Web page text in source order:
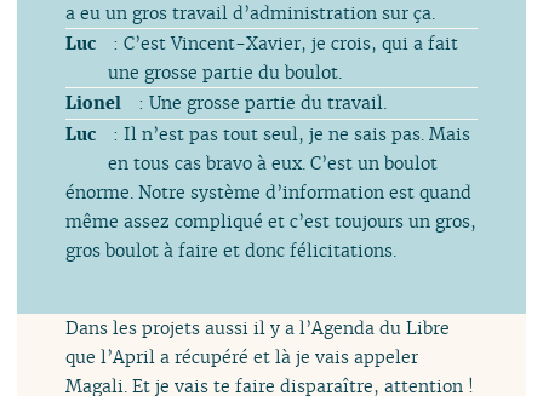
a eu un gros travail d’administration sur ça.
Luc
: C’est Vincent-Xavier, je crois, qui a fait
une grosse partie du boulot.
Lionel
: Une grosse partie du travail.
Luc
: Il n’est pas tout seul, je ne sais pas. Mais
en tous cas bravo à eux. C’est un boulot
énorme. Notre système d’information est quand
même assez compliqué et c’est toujours un gros,
gros boulot à faire et donc félicitations.
Dans les projets aussi il y a l’Agenda du Libre
que l’April a récupéré et là je vais appeler
Magali. Et je vais te faire disparaître, attention !